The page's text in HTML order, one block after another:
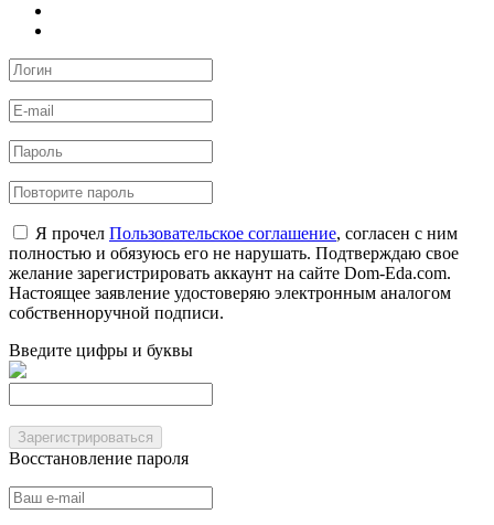
Я прочел Пользовательское соглашение, согласен с ним
полностью и обязуюсь его не нарушать. Подтверждаю свое
желание зарегистрировать аккаунт на сайте Dom-Eda.com.
Настоящее заявление удостоверяю электронным аналогом
собственноручной подписи.
Введите цифры и буквы
Зарегистрироваться
Восстановление пароля